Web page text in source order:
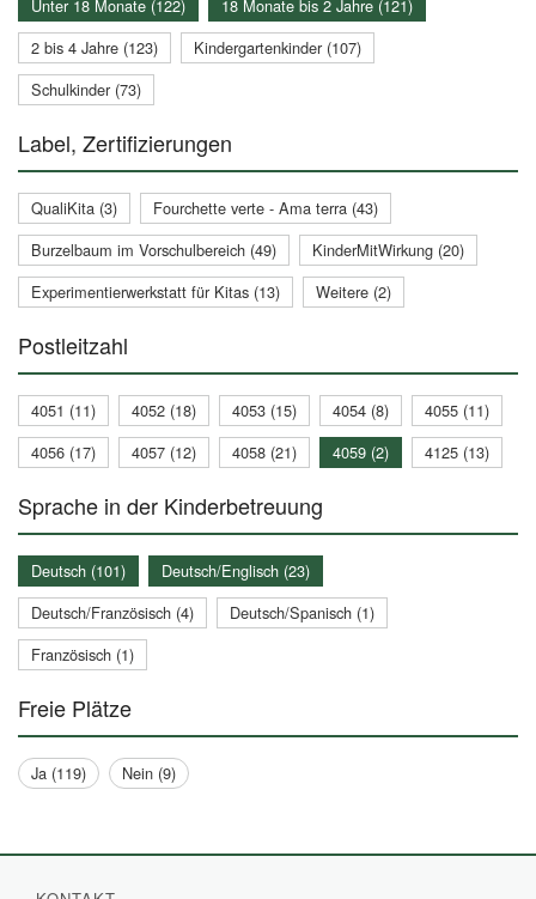
Unter 18 Monate (122)
18 Monate bis 2 Jahre (121)
2 bis 4 Jahre (123)
Kindergartenkinder (107)
Schulkinder (73)
Label, Zertifizierungen
QualiKita (3)
Fourchette verte - Ama terra (43)
Burzelbaum im Vorschulbereich (49)
KinderMitWirkung (20)
Experimentierwerkstatt für Kitas (13)
Weitere (2)
Postleitzahl
4051 (11) 4052 (18) 4053 (15) 4054 (8)
4055 (11)
4056 (17)
4057 (12) 4058 (21) 4059 (2) 4125 (13)
Sprache in der Kinderbetreuung
Deutsch (101)
Deutsch/Englisch (23)
Deutsch/Französisch (4)
Deutsch/Spanisch (1)
Französisch (1)
Freie Plätze
Ja (119) Nein (9)